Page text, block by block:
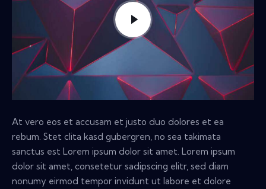
At vero eos et accusam et justo duo dolores et ea
rebum. Stet clita kasd gubergren, no sea takimata
sanctus est Lorem ipsum dolor sit amet. Lorem ipsum
dolor sit amet, consetetur sadipscing elitr, sed diam
nonumy eirmod tempor invidunt ut labore et dolore